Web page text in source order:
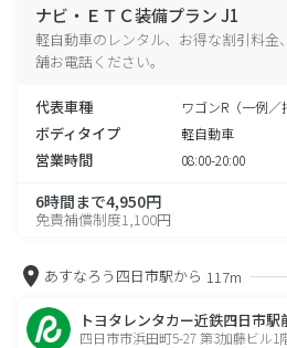
ナビ・ＥＴＣ装備プラン J1
軽自動車のレンタル、お得な割引料金
舗お電話ください。
代表車種 ワゴンR（一例／
ボディタイプ 軽自動車
営業時間 08:00-20:00
6時間まで4,950円
免責補償制度1,100円
あすなろう四日市駅から 117m
トヨタレンタカー近鉄四日市駅
四日市市浜田町5-27 第3加藤ビル1